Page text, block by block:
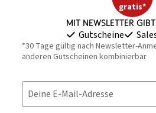
gratis*
Mit Newsletter gibt
Gutscheine
*30 Tage gültig nach Newsletter-
anderen Gutscheinen kombinierbar
Deine E-Mail-Adresse